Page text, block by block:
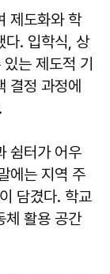
제도화와 학
다. 입학식, 상
는 제도적 기
결정 과정에
쉼터가 어우
에는 지역 주
담겼다. 학교
체 활용 공간